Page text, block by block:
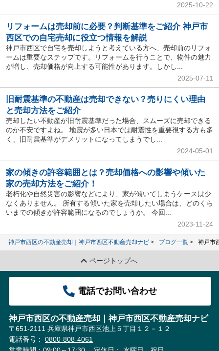
2025-10-22
リフォームは売却前に必要？判断基準をご紹介 神戸市
西区での自宅売却に役立つ情報を解説
神戸市西区で自宅を売却しようと考えている方へ、売却前のリフォ
ームは重要なステップです。リフォームを行うことで、物件の魅力
が増し、売却価格が向上する可能性があります。しかし...
2025-07-11
旧耐震基準の不動産は売却できない？売りにくい理由
と売却方法をご紹介
売却したい不動産が旧耐震基準だった場合、スムーズに売却できる
のか不安ですよね。 地震が多い日本では耐震性を重要視する方も多
く、旧耐震基準がデメリットになってしまうでし...
2024-05-01
家の傾きの許容範囲とは？売却価格への影響や傾いた
家の売却方法をご紹介！
老朽化や自然災害の影響などにより、家が傾いてしまうケースは少
なくありません。 所有する傾いた家を売却したい場合は、どのくら
いまでの傾きが許容範囲になるのでしょうか。 今回...
2023-11-24
神戸市西区の不動産売却｜神戸市西区不動産売却ナビ ブログ一覧 神戸市
ページトップへ
電話でお問い合わせ
神戸市西区の不動産売却｜神戸市西区不動産売却ナビ
〒651-2111 兵庫県神戸市西区池上５丁目１２－１２
電話番号： 0800-808-4061